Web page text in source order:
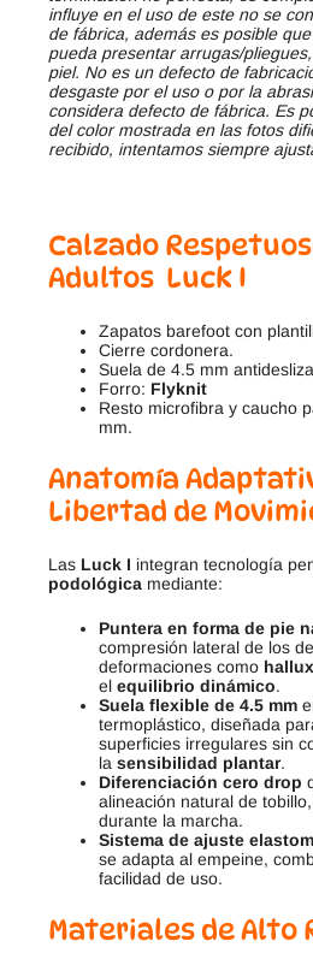
influye en el uso de este no se
de fábrica, además es posible
pueda presentar arrugas/
piel. No es un defecto de
desgaste por el uso o por la
considera defecto de fábrica. Es
del color mostrada en las fotos
recibido, intentamos siempre
Calzado
Adultos Luck I
Zapatos barefoot con
Cierre cordonera.
Suela de 4.5 mm
Forro: Flyknit
Resto microfibra y caucho
mm.
Anatomía
Libertad de
Las Luck I integran tecnología
podológica mediante:
Puntera en forma de pie
compresión lateral de los
deformaciones como
el equilibrio dinámico.
Suela flexible de 4.5 mm
termoplástico, diseñada
superficies irregulares sin
la sensibilidad plantar.
Diferenciación cero drop
alineación natural de
durante la marcha.
Sistema de ajuste
se adapta al empeine,
facilidad de uso.
Materiales de Alto